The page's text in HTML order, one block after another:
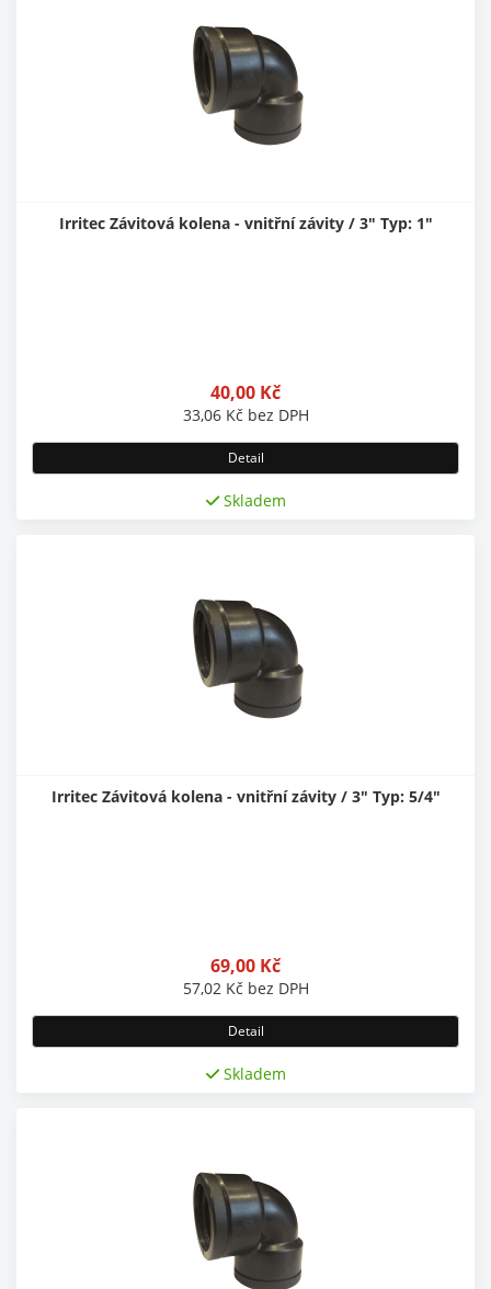
Irritec Závitová kolena - vnitřní závity / 3" Typ: 1"
40,00 Kč
33,06 Kč bez DPH
Detail
Skladem
Irritec Závitová kolena - vnitřní závity / 3" Typ: 5/4"
69,00 Kč
57,02 Kč bez DPH
Detail
Skladem